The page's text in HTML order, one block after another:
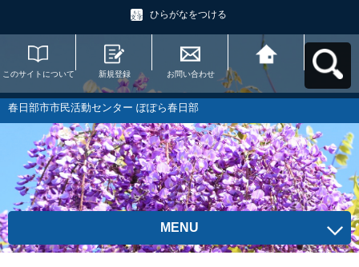
ひらがなをつける
このサイトについて 新規登録 お問い合わせ
春日部市市民活動セ
ンター ぽぽら春日部
へ戻る
春日部市市民活動センター ぽぽら春日部
MENU